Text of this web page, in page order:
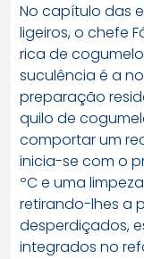
No capítulo das
ligeiros, o chefe
rica de
suculência é a
preparação
quilo de
comportar um
inicia-se com o
ºC e uma
retirando-lhes a
desperdiçados,
integrados no